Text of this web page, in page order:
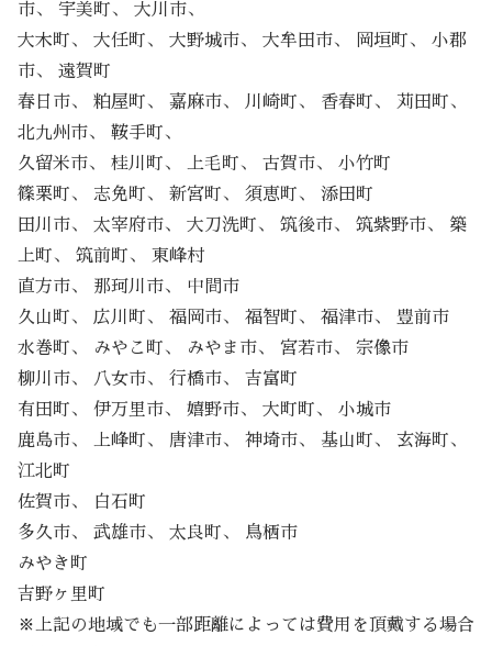
市、 宇美町、 大川市、
大木町、 大任町、 大野城市、 大牟田市、 岡垣町、 小郡
市、 遠賀町
春日市、 粕屋町、 嘉麻市、 川崎町、 香春町、 苅田町、
北九州市、 鞍手町、
久留米市、 桂川町、 上毛町、 古賀市、 小竹町
篠栗町、 志免町、 新宮町、 須恵町、 添田町
田川市、 太宰府市、 大刀洗町、 筑後市、 筑紫野市、 築
上町、 筑前町、 東峰村
直方市、 那珂川市、 中間市
久山町、 広川町、 福岡市、 福智町、 福津市、 豊前市
水巻町、 みやこ町、 みやま市、 宮若市、 宗像市
柳川市、 八女市、 行橋市、 吉富町
有田町、 伊万里市、 嬉野市、 大町町、 小城市
鹿島市、 上峰町、 唐津市、 神埼市、 基山町、 玄海町、
江北町
佐賀市、 白石町
多久市、 武雄市、 太良町、 鳥栖市
みやき町
吉野ヶ里町
※上記の地域でも一部距離によっては費用を頂戴する場合